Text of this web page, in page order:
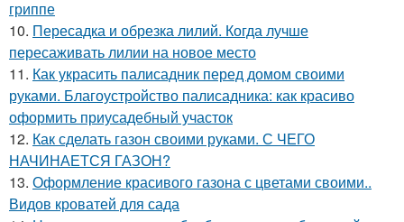
гриппе
10. Пересадка и обрезка лилий. Когда лучше
пересаживать лилии на новое место
11. Как украсить палисадник перед домом своими
руками. Благоустройство палисадника: как красиво
оформить приусадебный участок
12. Как сделать газон своими руками. С ЧЕГО
НАЧИНАЕТСЯ ГАЗОН?
13. Оформление красивого газона с цветами своими..
Видов кроватей для сада